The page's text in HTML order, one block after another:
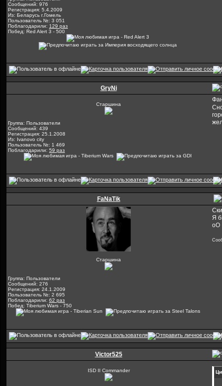
Сообщений: 976
Регистрация: 5.4.2009
Из: Беларусь г.Гомель
Пользователь №: 3 051
Поблагодарили: 129 раз
Побед: Red Alert 3 - 500
GryNi
Старшина
Группа: Пользователи
Сообщений: 439
Регистрация: 25.1.2008
Из: Ivanovo city
Пользователь №: 1 469
Поблагодарили: 59 раз
FaNaTik
Старшина
Группа: Пользователи
Сообщений: 276
Регистрация: 24.1.2009
Пользователь №: 2 695
Поблагодарили: 62 раз
Побед: Tiberium Wars - 750
Я
оО
Victor525
ISD II Commander